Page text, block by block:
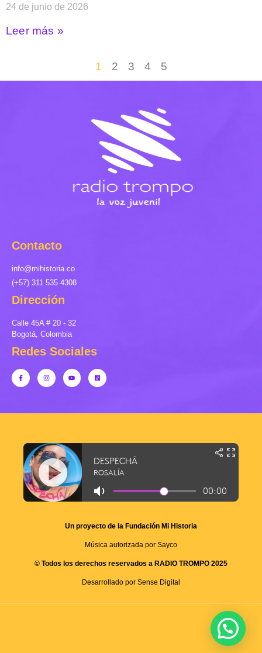
24 de junio de 2026
Leer más »
1 2 3 4 5
Contacto
info@mihistoria.co
(+57) 311 535 4308
Dirección
Calle 45A # 20 - 32
Bogotá, Colombia
Redes Sociales
Un proyecto de la Fundación Mi Historia
Música autorizada por Sayco
© Todos los derechos reservados a RADIO TROMPO 2025
Desarrollado por Sense Digital